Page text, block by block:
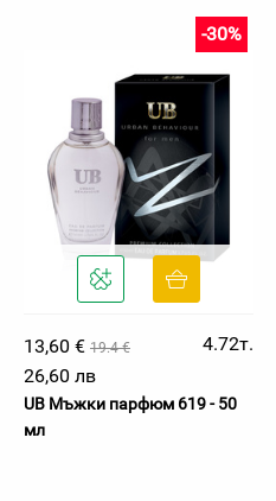
13,60 € 19.4 €
-30%
4.72т.
26,60 лв
UB Мъжки парфюм 619 - 50
мл